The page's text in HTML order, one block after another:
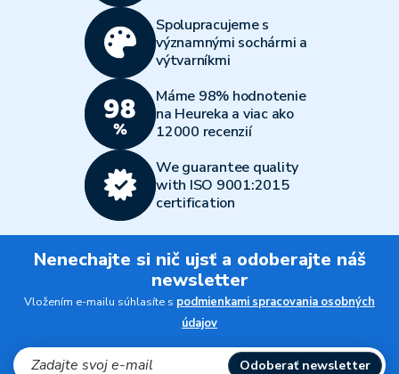
Spolupracujeme s
významnými sochármi a
výtvarníkmi
Máme 98% hodnotenie
na Heureka a viac ako
12000 recenzií
We guarantee quality
with ISO 9001:2015
certification
Nenechajte si nič ujsť a odoberajte náš
newsletter
Vložením e-mailu súhlasíte s podmienkami spracovania osobných
údajov
Odoberať newsletter